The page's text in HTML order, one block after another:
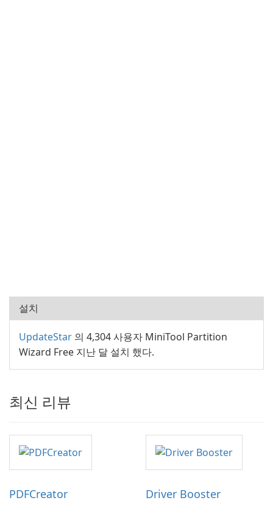
설치
UpdateStar 의 4,304 사용자 MiniTool Partition
Wizard Free 지난 달 설치 했다.
최신 리뷰
PDFCreator Driver Booster